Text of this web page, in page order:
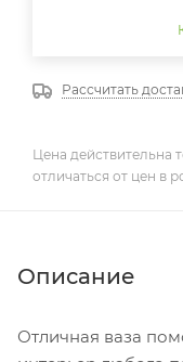
Рассчитать
Цена действительна
отличаться от цен в
Описание
Отличная ваза